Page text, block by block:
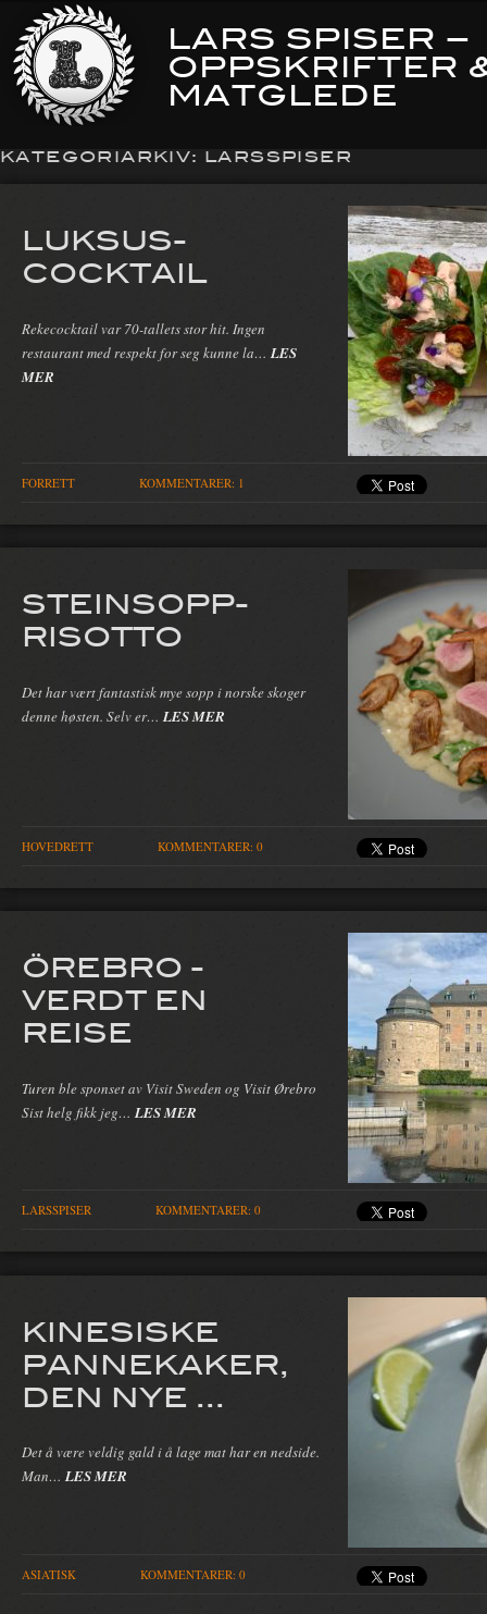
LARS SPISER –
OPPSKRIFTER
MATGLEDE
KATEGORIARKIV: LARSSPISER
LUKSUS-
COCKTAIL
Rekecocktail var 70-tallets stor hit. Ingen
restaurant med respekt for seg kunne la… LES
MER
FORRETT KOMMENTARER: 1
STEINSOPP-
RISOTTO
Det har vært fantastisk mye sopp i norske skoger
denne høsten. Selv er… LES MER
HOVEDRETT KOMMENTARER: 0
ÖREBRO -
VERDT EN
REISE
Turen ble sponset av Visit Sweden og Visit Ørebro
Sist helg fikk jeg… LES MER
LARSSPISER KOMMENTARER: 0
KINESISKE
PANNEKAKER,
DEN NYE ...
Det å være veldig gald i å lage mat har en nedside.
Man… LES MER
ASIATISK KOMMENTARER: 0